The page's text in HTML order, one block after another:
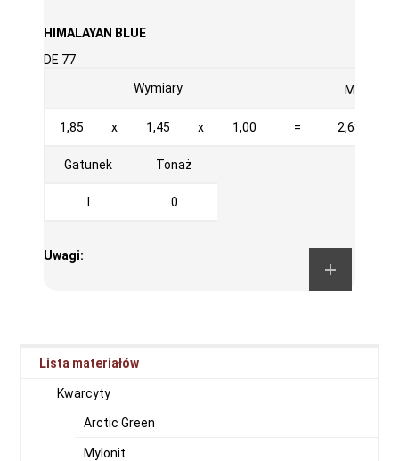
HIMALAYAN BLUE
DE 77
Wymiary
M
1,85 x 1,45 x 1,00 = 2,683
Gatunek Tonaż
0
Uwagi:
Lista materiałów
Kwarcyty
Arctic Green
Mylonit